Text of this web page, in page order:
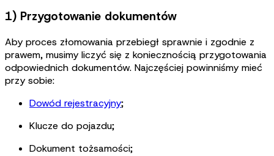
1) Przygotowanie dokumentów
Aby proces złomowania przebiegł sprawnie i zgodnie z
prawem, musimy liczyć się z koniecznością przygotowania
odpowiednich dokumentów. Najczęściej powinniśmy mieć
przy sobie:
Dowód rejestracyjny;
Klucze do pojazdu;
Dokument tożsamości;